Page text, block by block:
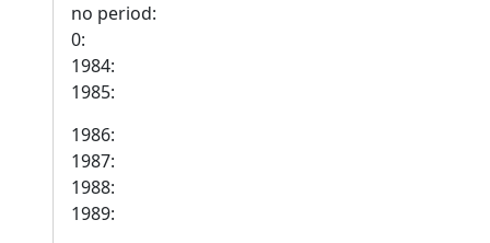
no period:
0:
1984:
1985:
1986:
1987:
1988:
1989: